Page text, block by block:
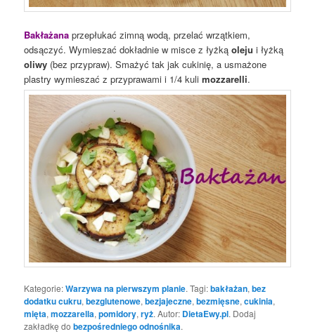
Bakłażana przepłukać zimną wodą, przelać wrzątkiem,
odsączyć. Wymieszać dokładnie w misce z łyżką oleju i łyżką
oliwy (bez przypraw). Smażyć tak jak cukinię, a usmażone
plastry wymieszać z przyprawami i 1/4 kulimozzarelli.
Kategorie:Warzywa na pierwszym planie. Tagi:bakłażan,bez
dodatku cukru,bezglutenowe,bezjajeczne,bezmięsne,cukinia,
mięta,mozzarella,pomidory,ryż. Autor: DietaEwy.pl. Dodaj
zakładkę dobezpośredniego odnośnika.